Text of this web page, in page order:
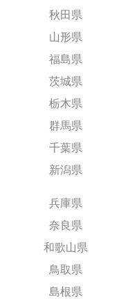
秋田県
山形県
福島県
茨城県
栃木県
群馬県
千葉県
新潟県
兵庫県
奈良県
和歌山県
鳥取県
島根県